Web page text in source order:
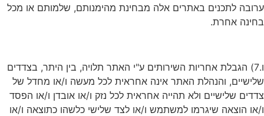
ערובה לתכנים באתרים אלה מבחינת מהימנותם, שלמותם או מכל
בחינה אחרת.
ו.7) הגבלת אחריות השירותים ע"י האתר תלויה, בין היתר, בצדדים
שלישיים, והנהלת האתר אינה אחראית לכל מעשה ו/או מחדל של
צדדים שלישיים ולא תהייה אחראית לכל נזק ו/או אובדן ו/או הפסד
ו/או הוצאה שיגרמו למשתמש ו/או לצד שלישי כלשהו כתוצאה ו/או